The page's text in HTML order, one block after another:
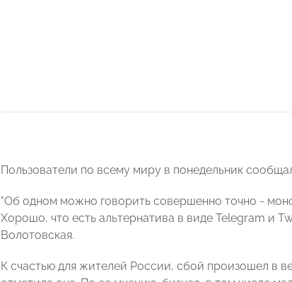
Пользователи по всему миру в понедельник
"Об одном можно говорить совершенно точно -
Хорошо, что есть альтернатива в виде Telegram и
Волотовская.
К счастью для жителей России, сбой произошел в